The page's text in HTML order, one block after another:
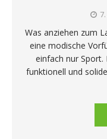
Was anziehen zum
eine modische
einfach nur Sport.
funktionell und